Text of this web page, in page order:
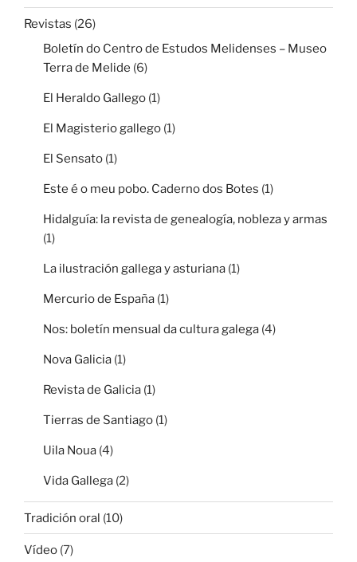
Revistas (26)
Boletín do Centro de Estudos Melidenses – Museo
Terra de Melide (6)
El Heraldo Gallego (1)
El Magisterio gallego (1)
El Sensato (1)
Este é o meu pobo. Caderno dos Botes (1)
Hidalguía: la revista de genealogía, nobleza y armas
(1)
La ilustración gallega y asturiana (1)
Mercurio de España (1)
Nos: boletín mensual da cultura galega (4)
Nova Galicia (1)
Revista de Galicia (1)
Tierras de Santiago (1)
Uila Noua (4)
Vida Gallega (2)
Tradición oral (10)
Vídeo (7)